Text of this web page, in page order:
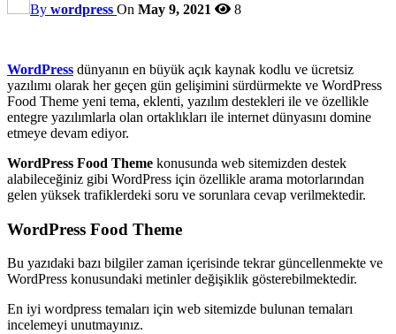
By wordpress On May 9, 2021 8
WordPress dünyanın en büyük açık kaynak kodlu ve ücretsiz
yazılımı olarak her geçen gün gelişimini sürdürmekte ve WordPress
Food Theme yeni tema, eklenti, yazılım destekleri ile ve özellikle
entegre yazılımlarla olan ortaklıkları ile internet dünyasını domine
etmeye devam ediyor.
WordPress Food Theme konusunda web sitemizden destek
alabileceğiniz gibi WordPress için özellikle arama motorlarından
gelen yüksek trafiklerdeki soru ve sorunlara cevap verilmektedir.
WordPress Food Theme
Bu yazıdaki bazı bilgiler zaman içerisinde tekrar güncellenmekte ve
WordPress konusundaki metinler değişiklik gösterebilmektedir.
En iyi wordpress temaları için web sitemizde bulunan temaları
incelemeyi unutmayınız.